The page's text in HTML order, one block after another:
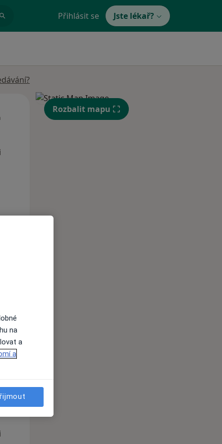
Přihlásit se Jste lékař?
St Čt
13 Srpen
Út
11 Srpen
Rozbalit mapu
na
a
a